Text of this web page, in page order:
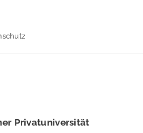
Privatuniversität